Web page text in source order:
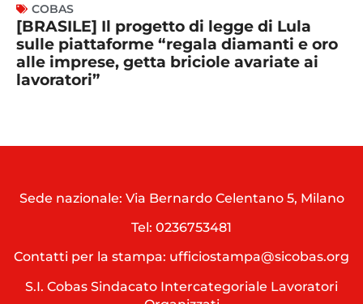
COBAS
[BRASILE] Il progetto di legge di Lula
sulle piattaforme “regala diamanti e oro
alle imprese, getta briciole avariate ai
lavoratori”
Sede nazionale: Via Bernardo Celentano 5, Milano
Tel: 0236753481
Contatti per la stampa: ufficiostampa@sicobas.org
S.I. Cobas Sindacato Intercategoriale Lavoratori